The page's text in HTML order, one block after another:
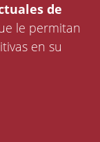
de
le permitan
en su